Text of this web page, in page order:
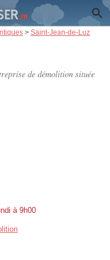
> Saint-Jean-de-Luz
de démolition située
à 9h00